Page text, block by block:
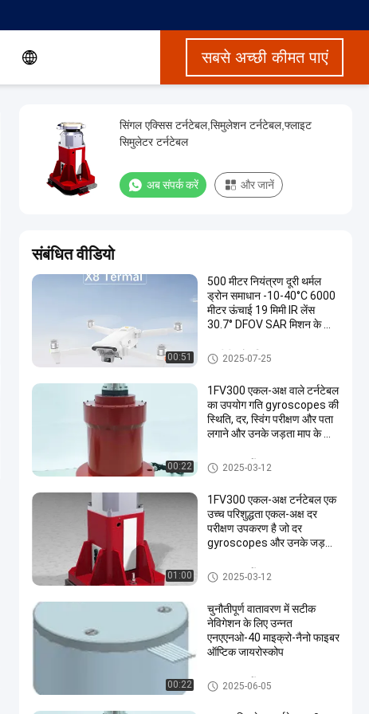
सबसे अच्छी कीमत पाएं
सिंगल एक्सिस टर्नटेबल,सिमुलेशन टर्नटेबल,फ्लाइट
सिमुलेटर टर्नटेबल
अब संपर्क करें और जानें
संबंधित वीडियो
00:51
500 मीटर नियंत्रण दूरी थर्मल
ड्रोन समाधान -10-40°C 6000
मीटर ऊंचाई 19 मिमी IR लेंस
30.7° DFOV SAR मिशन के लिए
एफपीवी ड्रोन किट
2025-07-25
00:22
1FV300 एकल-अक्ष वाले टर्नटेबल
का उपयोग गति gyroscopes की
स्थिति, दर, स्विंग परीक्षण और पता
लगाने और उनके जड़ता माप के लिए
एकल अक्ष टर्नटेबल
2025-03-12
01:00
1FV300 एकल-अक्ष टर्नटेबल एक
उच्च परिशुद्धता एकल-अक्ष दर
परीक्षण उपकरण है जो दर
gyroscopes और उनके जड़ता
परीक्षण और निरीक्षण के लिए प्रयोग
किया जाता है.
एकल अक्ष टर्नटेबल
2025-03-12
00:22
चुनौतीपूर्ण वातावरण में सटीक
नेविगेशन के लिए उन्नत
एनएएनओ-40 माइक्रो-नैनो फाइबर
ऑप्टिक जायरोस्कोप
एकल अक्ष टर्नटेबल
2025-06-05